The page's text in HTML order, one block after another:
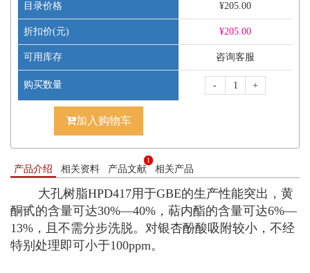
目录价格 ¥205.00
折扣价(元) ¥205.00
可用库存 咨询客服
购买数量 - +
加入购物车
产品介绍 相关资料 产品文献
1
相关产品
大孔树脂HPD417用于GBE的生产性能突出，黄
酮甙的含量可达30%—40%，萜内酯的含量可达6%—
13%，且不需分步洗脱。对银杏酚酸吸附较小，不经
特别处理即可小于100ppm。